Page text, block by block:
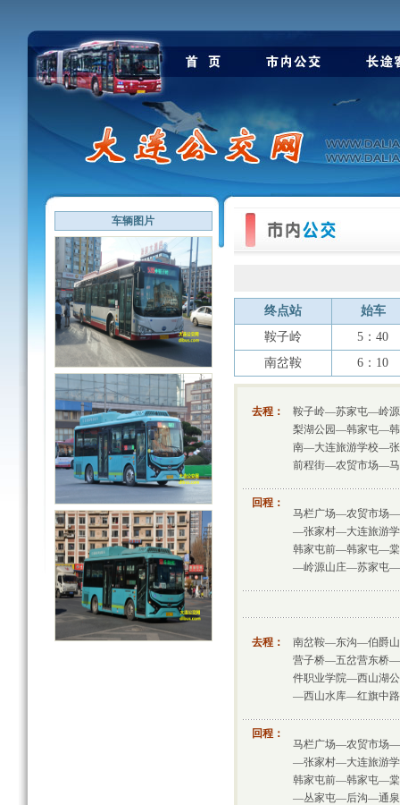
车辆图片
终点站
始车
鞍子岭
5：40
南岔鞍
6：10
去程：
鞍子岭—苏家屯—岭
梨湖公园—韩家屯—
南—大连旅游学校—
前程街—农贸市场—
回程：
马栏广场—农贸市场
—张家村—大连旅游
韩家屯前—韩家屯—
—岭源山庄—苏家屯—
去程：
南岔鞍—东沟—伯爵
营子桥—五岔营东桥
件职业学院—西山湖
—西山水库—红旗中
回程：
马栏广场—农贸市场
—张家村—大连旅游
韩家屯前—韩家屯—
—丛家屯—后沟—通